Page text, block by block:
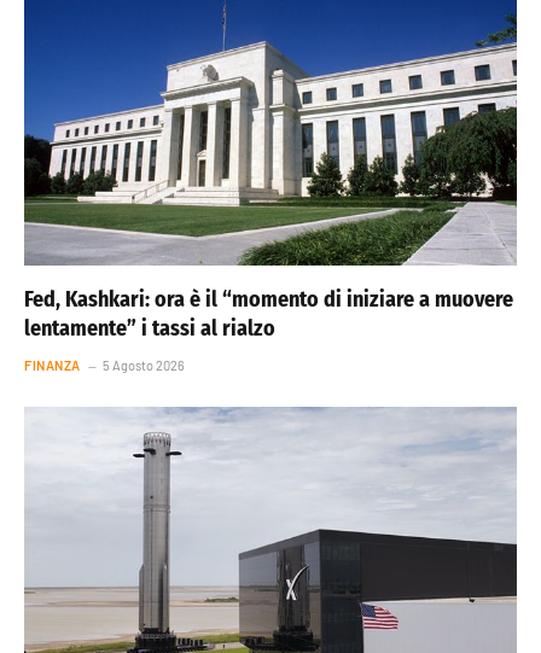
Fed, Kashkari: ora è il “momento di iniziare a muovere
lentamente” i tassi al rialzo
FINANZA 5 Agosto 2026